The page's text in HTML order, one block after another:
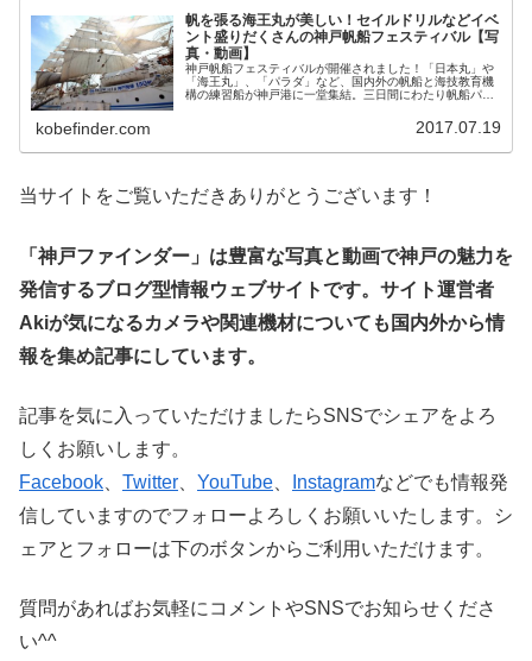
帆を張る海王丸が美しい！セイルドリルなどイベ
ント盛りだくさんの神戸帆船フェスティバル【写
真・動画】
神戸帆船フェスティバルが開催されました！「日本丸」や
「海王丸」、「パラダ」など、国内外の帆船と海技教育機
構の練習船が神戸港に一堂集結。三日間にわたり帆船パレ
kobefinder.com 2017.07.19
当サイトをご覧いただきありがとうございます！
「神戸ファインダー」は豊富な写真と動画で神戸の魅力を
発信するブログ型情報ウェブサイトです。サイト運営者
Akiが気になるカメラや関連機材についても国内外から情
報を集め記事にしています。
記事を気に入っていただけましたらSNSでシェアをよろ
しくお願いします。
Facebook
Twitter YouTube Instagramなどでも情報発
信していますのでフォローよろしくお願いいたします。シ
ェアとフォローは下のボタンからご利用いただけます。
質問があればお気軽にコメントやSNSでお知らせくださ
い^^